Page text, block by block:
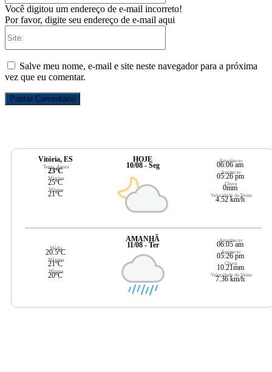
Você digitou um endereço de e-mail incorreto!
Por favor, digite seu endereço de e-mail aqui
Salve meu nome, e-mail e site neste navegador para a próxima
vez que eu comentar.
Vitória, ES
Temp. Agora
23ºC
Máxima
25ºC
Mínima
21ºC
HOJE
10/08 - Seg
Amanhecer
06:06 am
Anoitecer
05:26 pm
Chuva
0mm
Velocidade do Vento
4.52 km/h
Média
20.5ºC
Máxima
21ºC
Mínima
20ºC
AMANHÃ
11/08 - Ter
Amanhecer
06:05 am
Anoitecer
05:26 pm
Chuva
10.21mm
Velocidade do Vento
7.36 km/h